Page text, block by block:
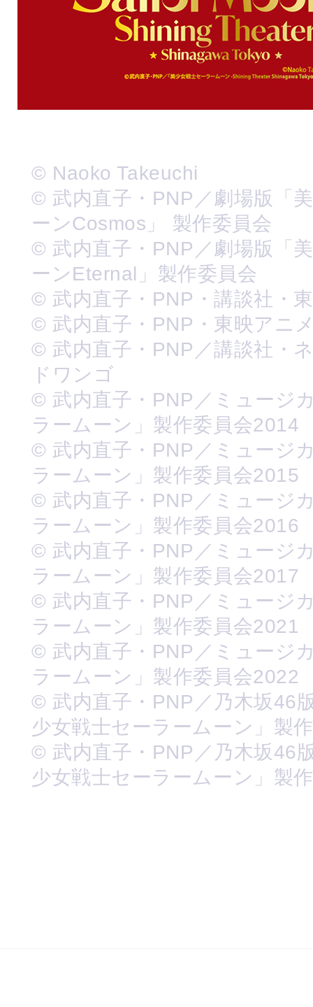
© Naoko Takeuchi
© 武内直子・PNP／劇場版「
ーンCosmos」 製作委員会
© 武内直子・PNP／劇場版「
ーンEternal」製作委員会
© 武内直子・PNP・講談社・
© 武内直子・PNP・東映アニ
© 武内直子・PNP／講談社・
ドワンゴ
© 武内直子・PNP／ミュージ
ラームーン」製作委員会2014
© 武内直子・PNP／ミュージ
ラームーン」製作委員会2015
© 武内直子・PNP／ミュージ
ラームーン」製作委員会2016
© 武内直子・PNP／ミュージ
ラームーン」製作委員会2017
© 武内直子・PNP／ミュージ
ラームーン」製作委員会2021
© 武内直子・PNP／ミュージ
ラームーン」製作委員会2022
© 武内直子・PNP／乃木坂46
少女戦士セーラームーン」製
© 武内直子・PNP／乃木坂46
少女戦士セーラームーン」製